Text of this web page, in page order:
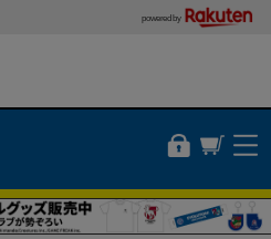
powered by